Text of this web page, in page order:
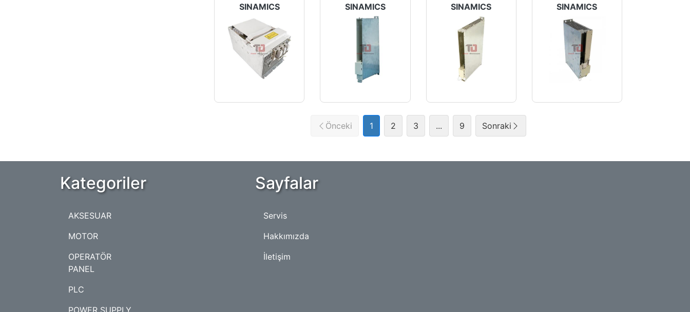
SINAMICS
SINAMICS
SINAMICS
SINAMICS
Önceki 1 2 3 ... 9 Sonraki
Kategoriler
AKSESUAR
MOTOR
OPERATÖR
PANEL
PLC
POWER SUPPLY
Sayfalar
Servis
Hakkımızda
İletişim